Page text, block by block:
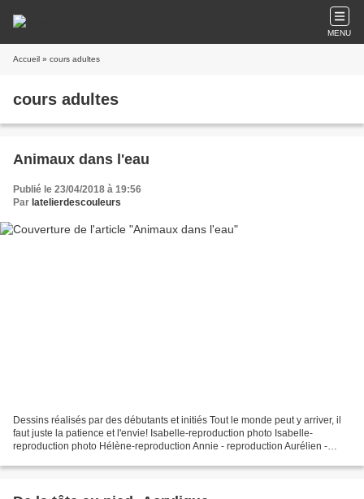
MENU
Accueil » cours adultes
cours adultes
Animaux dans l'eau
Publié le 23/04/2018 à 19:56
Par latelierdescouleurs
Dessins réalisés par des débutants et initiés Tout le monde peut y arriver, il
faut juste la patience et l'envie! Isabelle-reproduction photo Isabelle-
reproduction photo Hélène-reproduction Annie - reproduction Aurélien -